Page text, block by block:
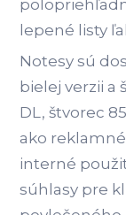
lepené listy
Notesy sú
bielej verzii a
DL, štvorec
ako
interné
súhlasy pre